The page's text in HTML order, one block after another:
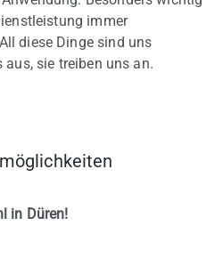
immer
diese Dinge sind uns
sie treiben uns an.
in Düren!